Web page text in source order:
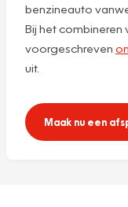
benzineauto
Bij het combineren
voorgeschreven
uit.
Maak nu een